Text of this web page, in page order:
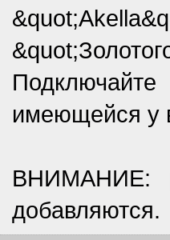
имеющейся у
ВНИМАНИЕ:
добавляются.